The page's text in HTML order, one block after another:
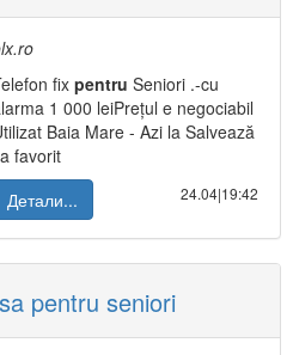
fixpentru Seniori .-cu
1 000 leiPrețul e negociabil
Baia Mare - Azi la Salvează
favorit
Детали...
24.04|19:42
pentru seniori